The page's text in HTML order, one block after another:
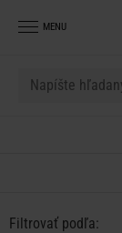
MENU
Filtrovať podľa: